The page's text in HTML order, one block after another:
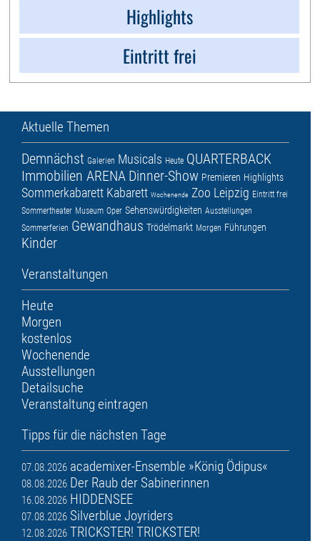
Highlights
Eintritt frei
Aktuelle Themen
Demnächst Galerien Musicals Heute QUARTERBACK
Immobilien ARENA Dinner-Show Premieren Highlights
Sommerkabarett Kabarett Wochenende Zoo Leipzig Eintritt frei
Sommertheater Museum Oper Sehenswürdigkeiten Ausstellungen
Sommerferien Gewandhaus Trödelmarkt Morgen Führungen
Kinder
Veranstaltungen
Heute
Morgen
kostenlos
Wochenende
Ausstellungen
Detailsuche
Veranstaltung eintragen
Tipps für die nächsten Tage
07.08.2026 academixer-Ensemble »König Ödipus«
08.08.2026 Der Raub der Sabinerinnen
16.08.2026 HIDDENSEE
07.08.2026 Silverblue Joyriders
12.08.2026 TRICKSTER! TRICKSTER!